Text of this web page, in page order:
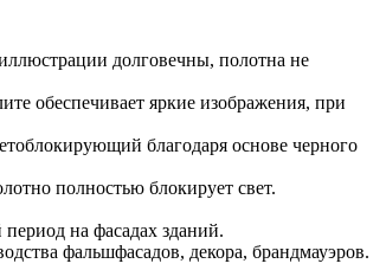
долговечны, полотна не
обеспечивает яркие изображения, при
благодаря основе черного
полностью блокирует свет.
на фасадах зданий.
фальшфасадов, декора, брандмауэров.